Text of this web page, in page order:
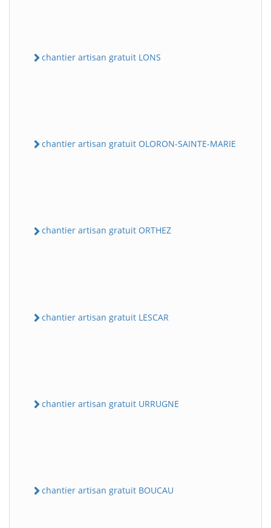
chantier artisan gratuit LONS
chantier artisan gratuit OLORON-SAINTE-MARIE
chantier artisan gratuit ORTHEZ
chantier artisan gratuit LESCAR
chantier artisan gratuit URRUGNE
chantier artisan gratuit BOUCAU